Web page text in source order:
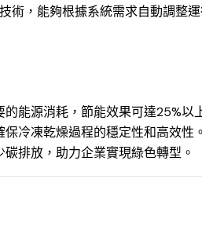
術，能夠根據系統需求自動調整
能源消耗，節能效果可達25%以
保冷凍乾燥過程的穩定性和高效性。
碳排放，助力企業實現綠色轉型。